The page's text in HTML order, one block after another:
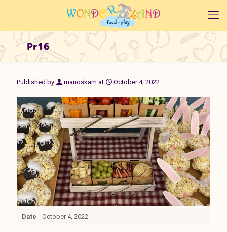
Pr16
Published by manoskam at October 4, 2022
Date October 4, 2022